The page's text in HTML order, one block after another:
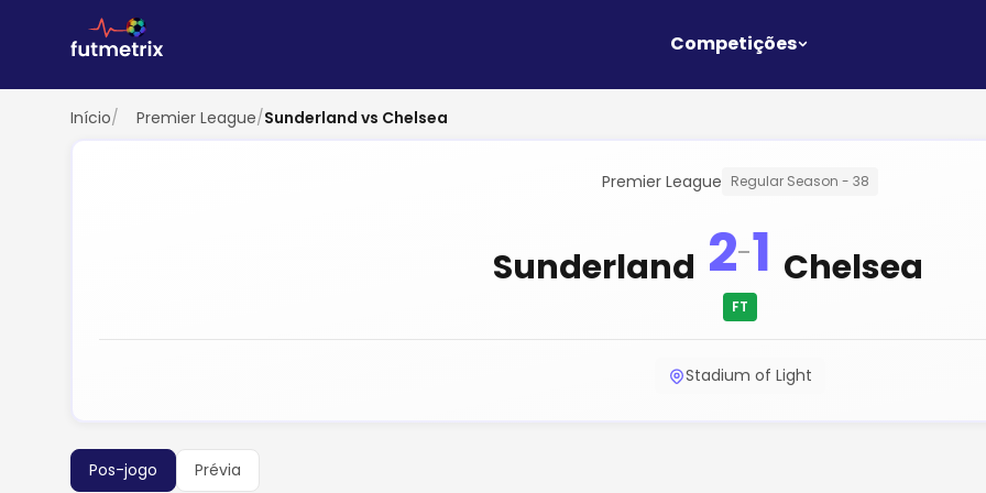
Competições
Início/ Premier League/Sunderland vs Chelsea
Premier League Regular Season - 38
Sunderland 2-1
FT
Chelsea
Stadium of Light
Pos-jogo Prévia